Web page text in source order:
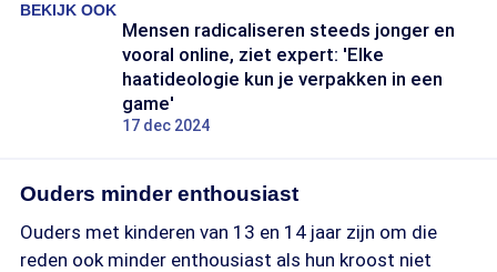
BEKIJK OOK
Mensen radicaliseren steeds jonger en
vooral online, ziet expert: 'Elke
haatideologie kun je verpakken in een
game'
17 dec 2024
Ouders minder enthousiast
Ouders met kinderen van 13 en 14 jaar zijn om die
reden ook minder enthousiast als hun kroost niet